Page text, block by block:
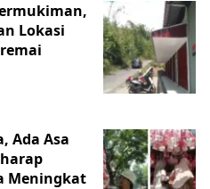
Lokasi
Ada Asa
Meningkat